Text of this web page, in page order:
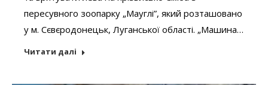
пересувного зоопарку „Мауглі”, який розташовано
у м. Сєвєродонецьк, Луганської області. „Машина…
Читати далі